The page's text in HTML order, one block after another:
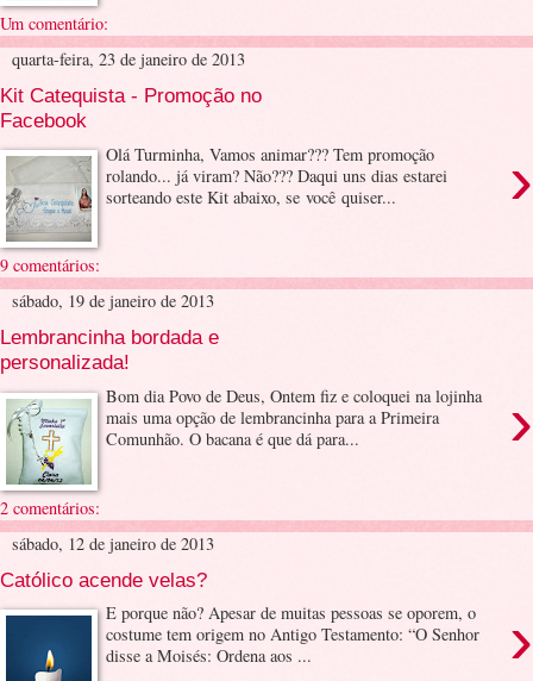
Um comentário:
quarta-feira, 23 de janeiro de 2013
Kit Catequista - Promoção no
Facebook
›
Olá Turminha, Vamos animar??? Tem promoção
rolando... já viram? Não??? Daqui uns dias estarei
sorteando este Kit abaixo, se você quiser...
9 comentários:
sábado, 19 de janeiro de 2013
Lembrancinha bordada e
personalizada!
›
Bom dia Povo de Deus, Ontem fiz e coloquei na lojinha
mais uma opção de lembrancinha para a Primeira
Comunhão. O bacana é que dá para...
2 comentários:
sábado, 12 de janeiro de 2013
Católico acende velas?
›
E porque não? Apesar de muitas pessoas se oporem, o
costume tem origem no Antigo Testamento: “O Senhor
disse a Moisés: Ordena aos ...